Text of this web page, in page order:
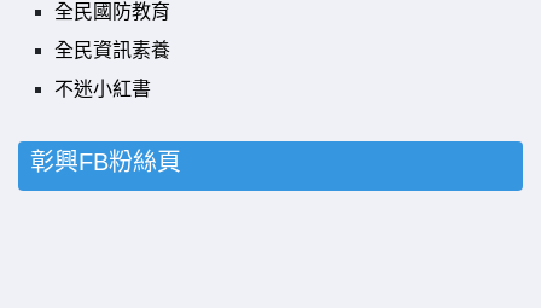
全民國防教育
全民資訊素養
不迷小紅書
彰興FB粉絲頁